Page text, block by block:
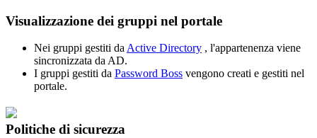
Visualizzazione dei gruppi nel portale
Nei gruppi gestiti daActive Directory , l'appartenenza viene
sincronizzata daAD.
I gruppi gestiti da Password Boss vengono creati e gestiti nel
portale.
Politiche di sicurezza